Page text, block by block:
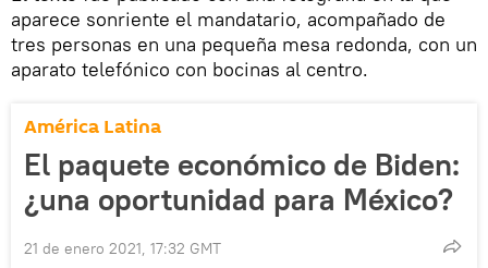
aparece sonriente el mandatario, acompañado de
tres personas en una pequeña mesa redonda, con un
aparato telefónico con bocinas al centro.
América Latina
El paquete económico de Biden:
¿una oportunidad para México?
21 de enero 2021, 17:32 GMT